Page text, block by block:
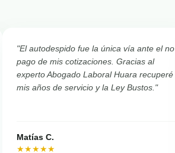
"El autodespido fue la única vía ante el no
pago de mis cotizaciones. Gracias al
experto Abogado Laboral Huara recuperé
mis años de servicio y la Ley Bustos."
Matías C.
★★★★★